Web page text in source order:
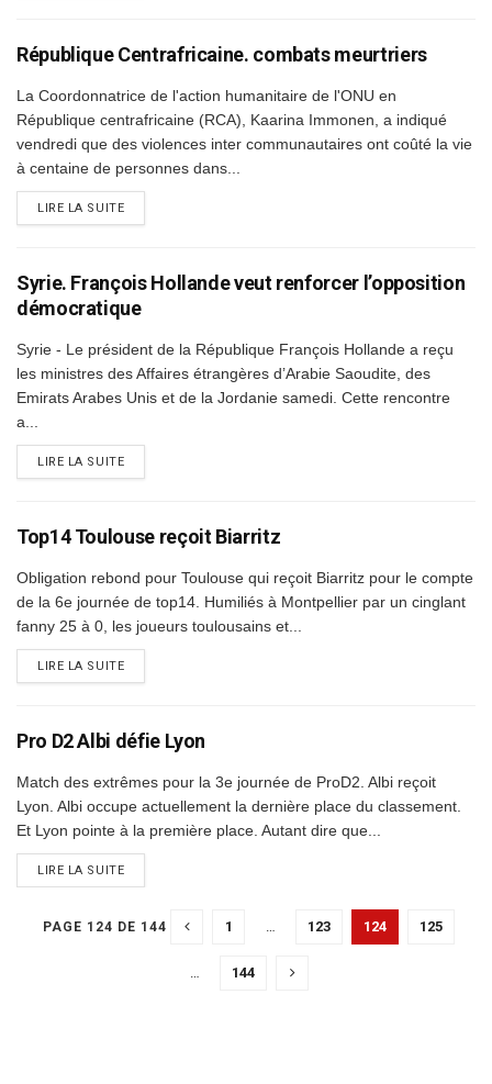
République Centrafricaine. combats meurtriers
La Coordonnatrice de l'action humanitaire de l'ONU en
République centrafricaine (RCA), Kaarina Immonen, a indiqué
vendredi que des violences inter communautaires ont coûté la vie
à centaine de personnes dans...
LIRE LA SUITEDETAILS
Syrie. François Hollande veut renforcer l’opposition
démocratique
Syrie - Le président de la République François Hollande a reçu
les ministres des Affaires étrangères d’Arabie Saoudite, des
Emirats Arabes Unis et de la Jordanie samedi. Cette rencontre
a...
LIRE LA SUITEDETAILS
Top14 Toulouse reçoit Biarritz
Obligation rebond pour Toulouse qui reçoit Biarritz pour le compte
de la 6e journée de top14. Humiliés à Montpellier par un cinglant
fanny 25 à 0, les joueurs toulousains et...
LIRE LA SUITEDETAILS
Pro D2 Albi défie Lyon
Match des extrêmes pour la 3e journée de ProD2. Albi reçoit
Lyon. Albi occupe actuellement la dernière place du classement.
Et Lyon pointe à la première place. Autant dire que...
LIRE LA SUITEDETAILS
PAGE 124 DE 144 1 … 123 124 125
… 144